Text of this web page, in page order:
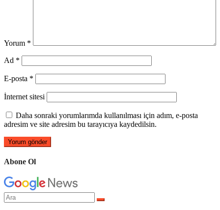
Yorum *
Ad *
E-posta *
İnternet sitesi
Daha sonraki yorumlarımda kullanılması için adım, e-posta
adresim ve site adresim bu tarayıcıya kaydedilsin.
Abone Ol
Arama
yap: